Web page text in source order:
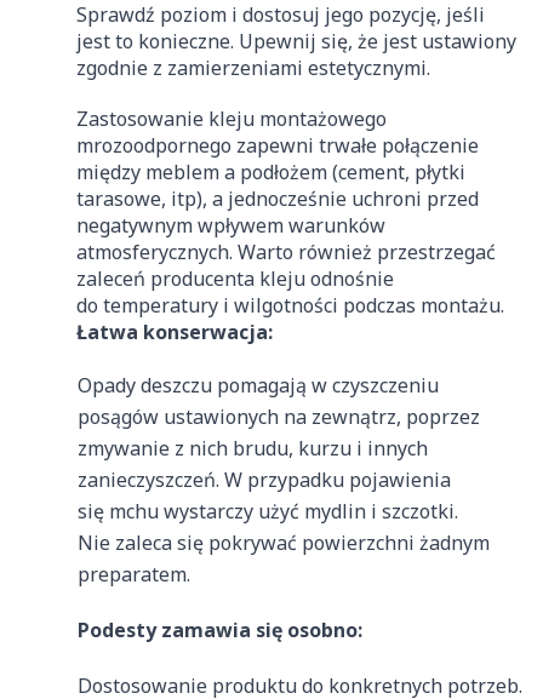
Sprawdź poziom i dostosuj jego pozycję, jeśli
jest to konieczne. Upewnij się, że jest ustawiony
zgodnie z zamierzeniami estetycznymi.
Zastosowanie kleju montażowego
mrozoodpornego zapewni trwałe połączenie
między meblem a podłożem (cement, płytki
tarasowe, itp), a jednocześnie uchroni przed
negatywnym wpływem warunków
atmosferycznych. Warto również przestrzegać
zaleceń producenta kleju odnośnie
do temperatury i wilgotności podczas montażu.
Łatwa konserwacja:
Opady deszczu pomagają w czyszczeniu
posągów ustawionych na zewnątrz, poprzez
zmywanie z nich brudu, kurzu i innych
zanieczyszczeń. W przypadku pojawienia
się mchu wystarczy użyć mydlin i szczotki.
Nie zaleca się pokrywać powierzchni żadnym
preparatem.
Podesty zamawia się osobno:
Dostosowanie produktu do konkretnych potrzeb.